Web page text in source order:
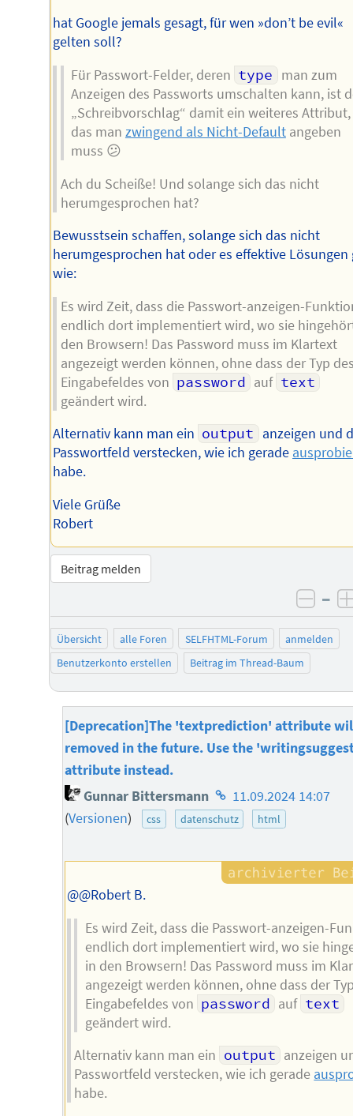
hat Google jemals gesagt, für wen »don’t be evil«
gelten soll?
Für Passwort-Felder, deren type man zum
Anzeigen des Passworts umschalten kann, ist
„Schreibvorschlag“ damit ein weiteres Attribut,
das man zwingend als Nicht-Defaultangeben
muss 😕
Ach du Scheiße! Und solange sich das nicht
herumgesprochen hat?
Bewusstsein schaffen, solange sich das nicht
herumgesprochen hat oder es effektive Lösungen
wie:
Es wird Zeit, dass die Passwort-anzeigen-
endlich dort implementiert wird, wo sie
den Browsern! Das Password muss im Klartext
angezeigt werden können, ohne dass der Typ
Eingabefeldes von password auf text
geändert wird.
Alternativ kann man ein output anzeigen und
Passwortfeld verstecken, wie ich gerade
habe.
Viele Grüße
Robert
Beitrag melden
–
Übersicht alle Foren SELFHTML-Forum
anmelden
Benutzerkonto erstellen
Beitrag im Thread-Baum
[Deprecation]The 'textprediction' attribute
removed in the future. Use the
attribute instead.
Gunnar Bittersmann Homepage
des
11.09.2024 14:07
(Versionen) css datenschutz html
@@Robert B.
Es wird Zeit, dass die Passwort-anzeigen-
endlich dort implementiert wird, wo sie
in den Browsern! Das Password muss im
angezeigt werden können, ohne dass der
Eingabefeldes von password auf text
geändert wird.
Alternativ kann man ein output anzeigen
Passwortfeld verstecken, wie ich gerade
habe.